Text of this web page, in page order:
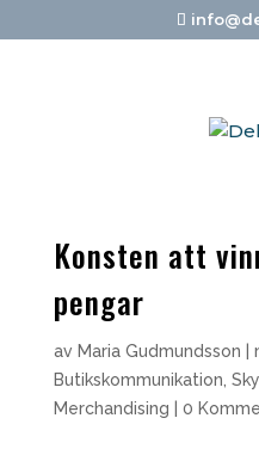
Konsten att
pengar
av Maria Gudmundsson
Butikskommunikation
Merchandising
0